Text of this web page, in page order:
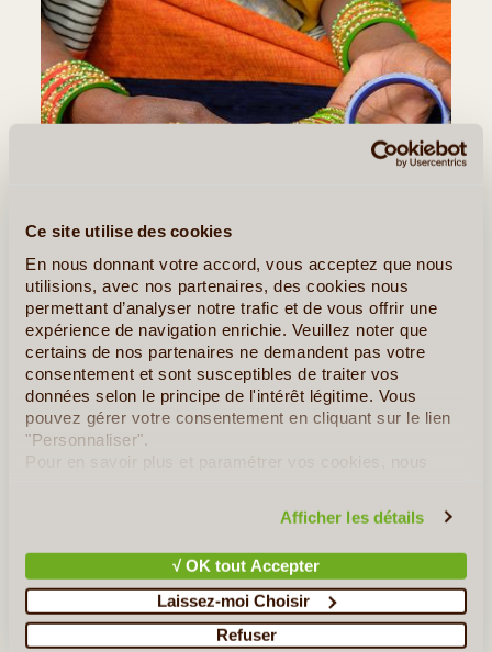
Ce site utilise des cookies
En nous donnant votre accord, vous acceptez que nous
utilisions, avec nos partenaires, des cookies nous
permettant d’analyser notre trafic et de vous offrir une
expérience de navigation enrichie. Veuillez noter que
certains de nos partenaires ne demandent pas votre
consentement et sont susceptibles de traiter vos
données selon le principe de l'intérêt légitime. Vous
pouvez gérer votre consentement en cliquant sur le lien
"Personnaliser".
Pour en savoir plus et paramétrer vos cookies, nous
Afficher les détails
√ OK tout Accepter
Laissez-moi Choisir
Refuser
Jour 6:Gopalpur - Rayagada
Distance : 220 Kms / 5h
En cours de route, visite des villages tribaux Kumuti
Visite des sources d’eau de Taptani
découverte des tisseurs.